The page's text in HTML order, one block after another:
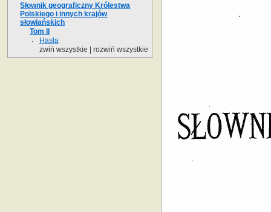
Słownik geograficzny Królestwa
Polskiego i innych krajów
słowiańskich
Tom II
Hasła
zwiń wszystkie
rozwiń wszystkie